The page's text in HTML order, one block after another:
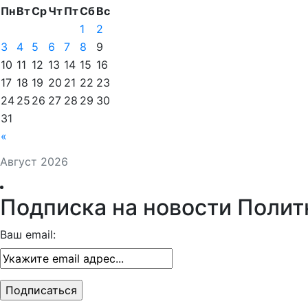
Август 2026
ПнВтСрЧтПтСбВс
«
1
2
3
4 5 6 7 8
9
10 11 12 13 14 15 16
17 18 19 20 21 22 23
24 25 26 27 28 29 30
31
Подписка на новости
Ваш email: